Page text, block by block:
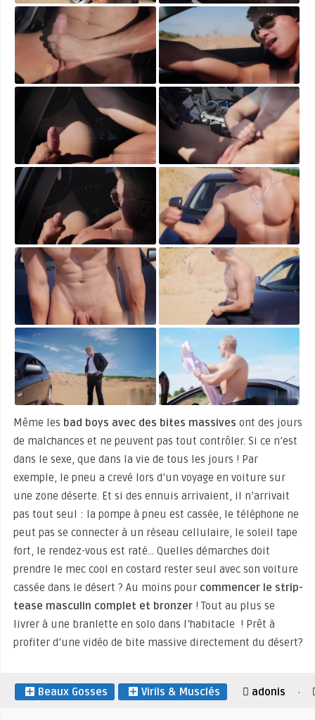
Même les bad boys avec des bites massives ont des jours
de malchances et ne peuvent pas tout contrôler. Si ce n’est
dans le sexe, que dans la vie de tous les jours ! Par
exemple, le pneu a crevé lors d’un voyage en voiture sur
une zone déserte. Et si des ennuis arrivaient, il n’arrivait
pas tout seul : la pompe à pneu est cassée, le téléphone ne
peut pas se connecter à un réseau cellulaire, le soleil tape
fort, le rendez-vous est raté… Quelles démarches doit
prendre le mec cool en costard rester seul avec son voiture
cassée dans le désert ? Au moins pour commencer le strip-
tease masculin complet et bronzer! Tout au plus se
livrer à une branlette en solo dans l’habitacle ! Prêt à
profiter d’une vidéo de bite massive directement du désert?
Beaux Gosses Virils & Musclés adonis ·